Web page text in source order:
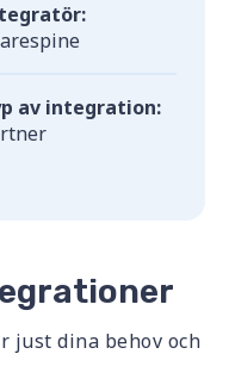
av integration:
just dina behov och